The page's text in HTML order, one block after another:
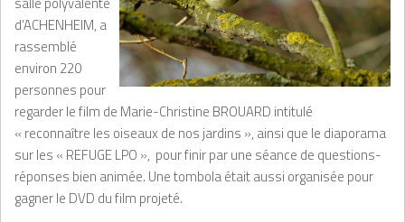
d’ACHENHEIM, a
rassemblé
environ 220
personnes pour
regarder le film de Marie-Christine BROUARD intitulé
« reconnaître les oiseaux de nos jardins », ainsi que le diaporama
sur les « REFUGE LPO », pour finir par une séance de questions-
réponses bien animée. Une tombola était aussi organisée pour
gagner le DVD du film projeté.